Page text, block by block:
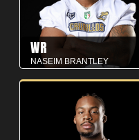
WR
NASEIM BRANTLEY